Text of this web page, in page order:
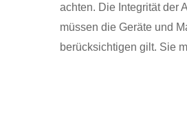
achten. Die Integrität der
müssen die Geräte und
berücksichtigen gilt. Sie